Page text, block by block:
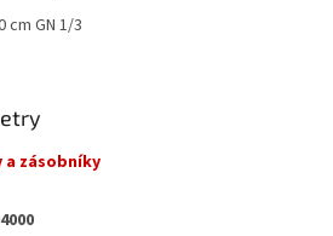
cm GN 1/3
a zásobníky